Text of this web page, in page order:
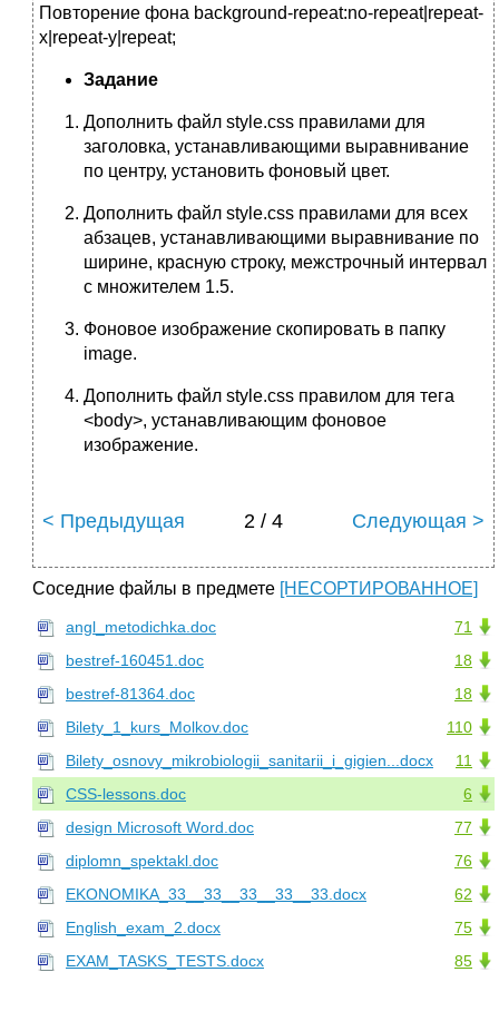
Повторение фона background-repeat:no-repeat|repeat-
x|repeat-y|repeat;
Задание
Дополнить файл style.css правилами для
заголовка, устанавливающими выравнивание
по центру, установить фоновый цвет.
Дополнить файл style.css правилами для всех
абзацев, устанавливающими выравнивание по
ширине, красную строку, межстрочный интервал
с множителем 1.5.
Фоновое изображение скопировать в папку
image.
Дополнить файл style.css правилом для тега
<body>, устанавливающим фоновое
изображение.
< Предыдущая 2 / 4 Следующая >
Соседние файлы в предмете [НЕСОРТИРОВАННОЕ]
71
angl_metodichka.doc
18
bestref-160451.doc
18
bestref-81364.doc
110
Bilety_1_kurs_Molkov.doc
11
Bilety_osnovy_mikrobiologii_sanitarii_i_gigien...docx
6
CSS-lessons.doc
77
design Microsoft Word.doc
76
diplomn_spektakl.doc
62
EKONOMIKA_33__33__33__33__33.docx
75
English_exam_2.docx
85
EXAM_TASKS_TESTS.docx